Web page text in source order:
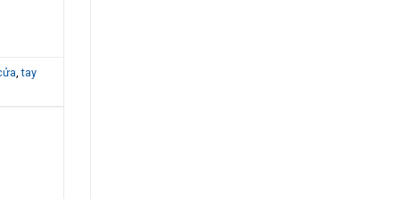
,tay